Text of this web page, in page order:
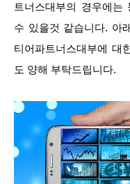
트너스대부의 경우에는
수 있을것 같습니다. 아
티어파트너스대부에 대
도 양해 부탁드립니다.